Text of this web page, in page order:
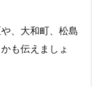
、大和町、松島
も伝えましょ